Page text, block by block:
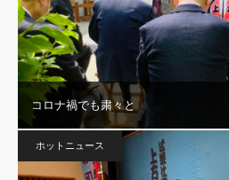
コロナ禍でも粛々と
ホットニュース